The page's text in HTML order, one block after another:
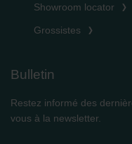
Showroom locator
Grossistes
Bulletin
Restez informé des
vous à la newsletter.